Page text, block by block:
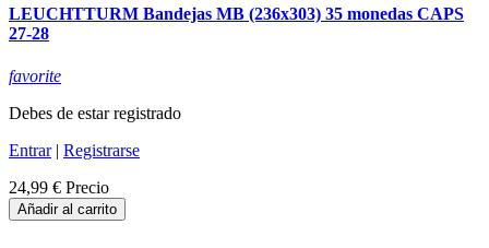
LEUCHTTURM Bandejas MB (236x303) 35 monedas CAPS
27-28
favorite
Debes de estar registrado
Entrar| Registrarse
24,99 € Precio
Añadir al carrito